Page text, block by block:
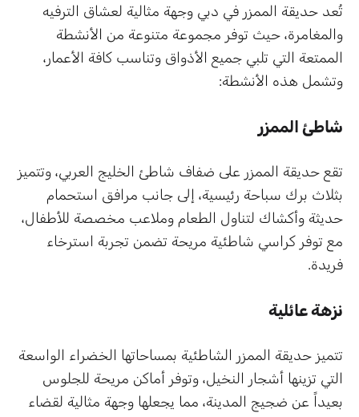
تُعد حديقة الممزر في دبي وجهة مثالية لعشاق الترفيه
والمغامرة، حيث توفر مجموعة متنوعة من الأنشطة
الممتعة التي تلبي جميع الأذواق وتناسب كافة الأعمار،
وتشمل هذه الأنشطة:
شاطئ الممزر
تقع حديقة الممزر على ضفاف شاطئ الخليج العربي، وتتميز
بثلاث برك سباحة رئيسية، إلى جانب مرافق استحمام
حديثة وأكشاك لتناول الطعام وملاعب مخصصة للأطفال،
مع توفر كراسي شاطئية مريحة تضمن تجربة استرخاء
فريدة.
نزهة عائلية
تتميز حديقة الممزر الشاطئية بمساحاتها الخضراء الواسعة
التي تزينها أشجار النخيل، وتوفر أماكن مريحة للجلوس
بعيداً عن ضجيج المدينة، مما يجعلها وجهة مثالية لقضاء